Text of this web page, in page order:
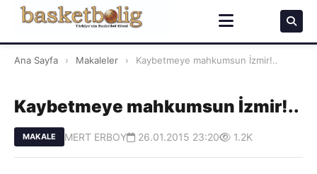
Ana Sayfa › Makaleler › Kaybetmeye mahkumsun İzmir!..
Kaybetmeye mahkumsun İzmir!..
MAKALE MERT ERBOY 26.01.2015 23:20 1.2K